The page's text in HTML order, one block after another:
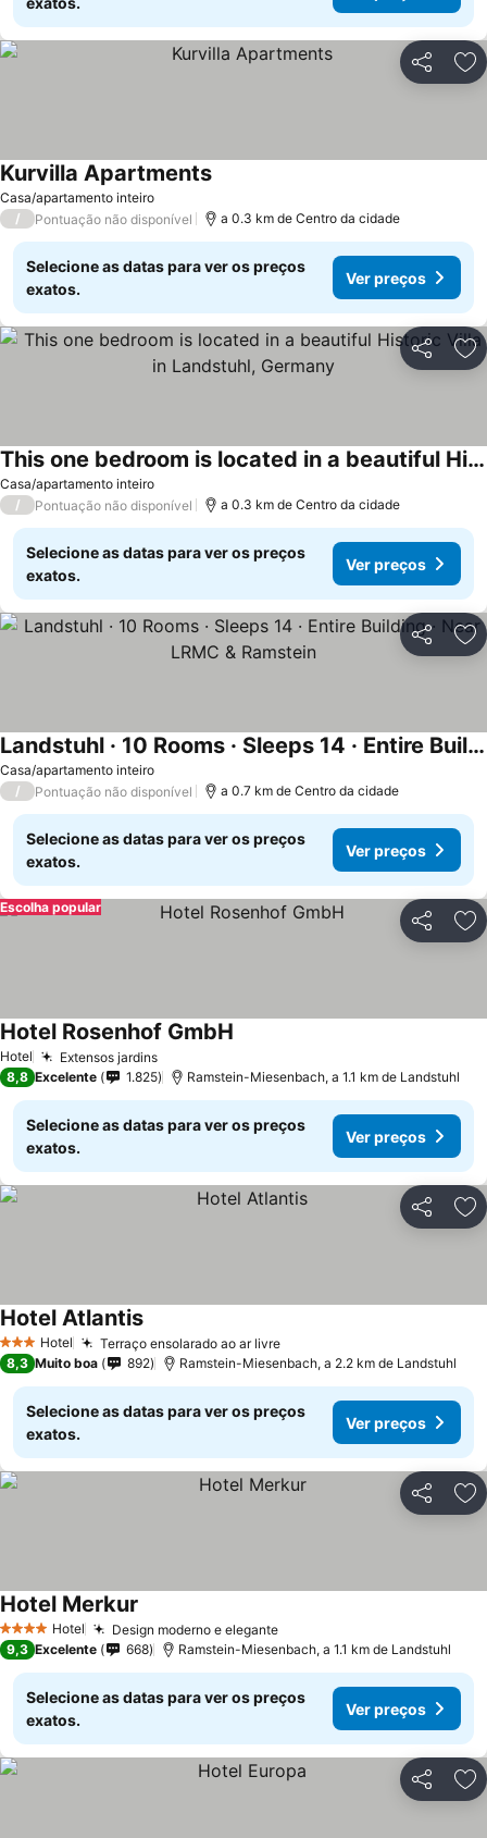
Partilhar
Casa/apartamento inteiro
Kurvilla Apartments
/ Pontuação não disponível a 0.3 km de Centro da cidade
Selecione as datas para ver os preços
exatos.
Ver preços
Partilhar
Casa/apartamento inteiro
This one bedroom is located in a beautiful Historic Villa in Landstuhl, Germany
/ Pontuação não disponível a 0.3 km de Centro da cidade
Selecione as datas para ver os preços
exatos.
Ver preços
Partilhar
Casa/apartamento inteiro
Landstuhl · 10 Rooms · Sleeps 14 · Entire Building · Near LRMC & Ramstein
/ Pontuação não disponível a 0.7 km de Centro da cidade
Selecione as datas para ver os preços
exatos.
Ver preços
Partilhar
Escolha popular
Hotel Extensos jardins
Hotel Rosenhof GmbH
8,8 Excelente 1.825 Ramstein-Miesenbach, a 1.1 km de Landstuhl
Selecione as datas para ver os preços
exatos.
Ver preços
Partilhar
3 EstrelasHotel Terraço ensolarado ao ar livre
Hotel Atlantis
8,3 Muito boa 892 Ramstein-Miesenbach, a 2.2 km de Landstuhl
Selecione as datas para ver os preços
exatos.
Ver preços
Partilhar
4 EstrelasHotel Design moderno e elegante
Hotel Merkur
9,3 Excelente 668 Ramstein-Miesenbach, a 1.1 km de Landstuhl
Selecione as datas para ver os preços
exatos.
Ver preços
Partilhar